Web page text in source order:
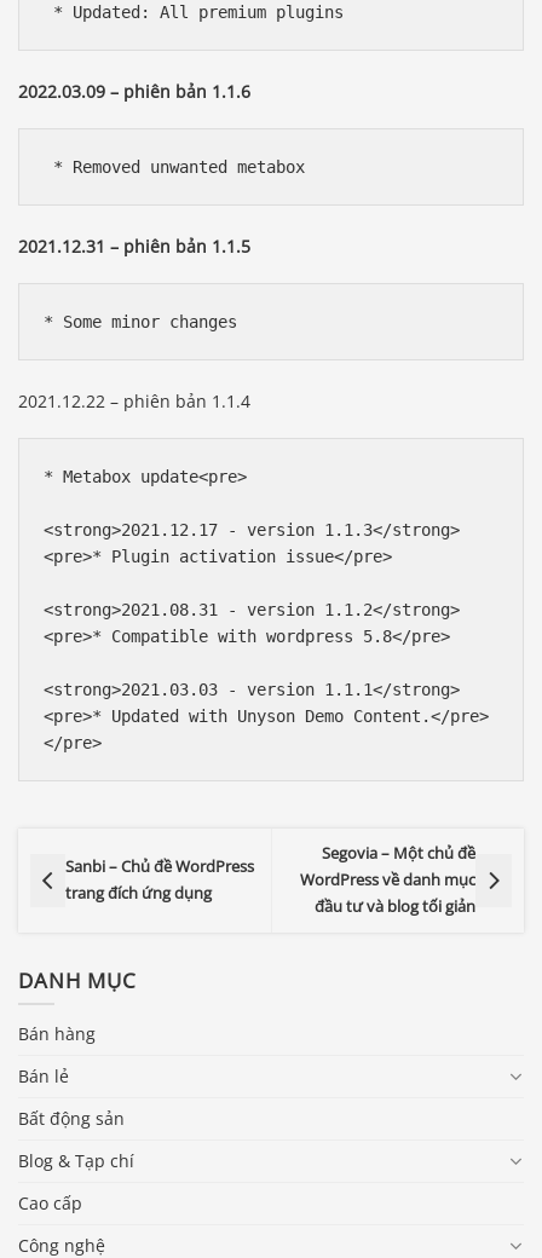
* Updated: All premium plugins
2022.03.09 – phiên bản 1.1.6
* Removed unwanted metabox
2021.12.31 – phiên bản 1.1.5
* Some minor changes
2021.12.22 – phiên bản 1.1.4
* Metabox update<pre>
<strong>2021.12.17 - version 1.1.3</strong>
<pre>* Plugin activation issue</pre>
<strong>2021.08.31 - version 1.1.2</strong>
<pre>* Compatible with wordpress 5.8</pre>
<strong>2021.03.03 - version 1.1.1</strong>
<pre>* Updated with Unyson Demo Content.</pre>
</pre>
Sanbi – Chủ đề WordPress
trang đích ứng dụng
Segovia – Một chủ đề
WordPress về danh mục
đầu tư và blog tối giản
DANH MỤC
Bán hàng
Bán lẻ
Bất động sản
Blog & Tạp chí
Cao cấp
Công nghệ